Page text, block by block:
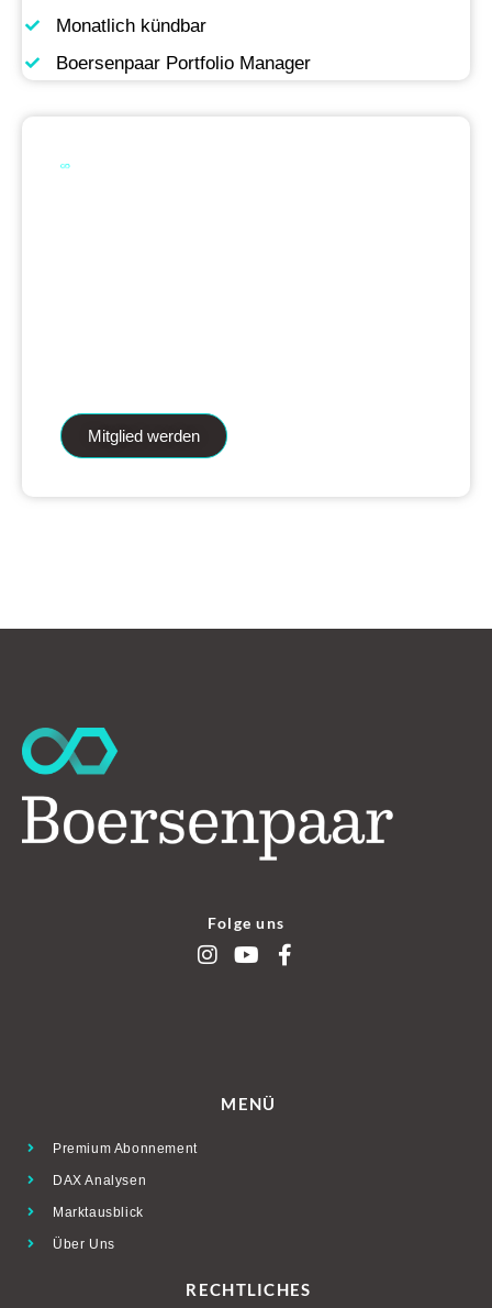
Monatlich kündbar
Boersenpaar Portfolio Manager
Mitglied werden
Folge uns
MENÜ
Premium Abonnement
DAX Analysen
Marktausblick
Über Uns
RECHTLICHES